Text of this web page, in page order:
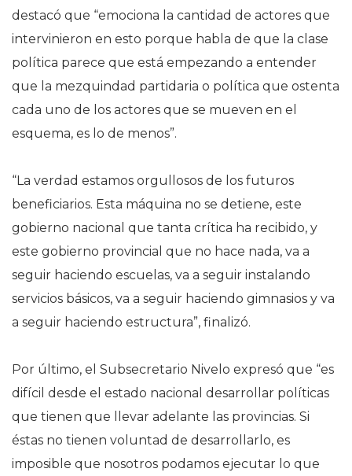
destacó que “emociona la cantidad de actores que
intervinieron en esto porque habla de que la clase
política parece que está empezando a entender
que la mezquindad partidaria o política que ostenta
cada uno de los actores que se mueven en el
esquema, es lo de menos”.
“La verdad estamos orgullosos de los futuros
beneficiarios. Esta máquina no se detiene, este
gobierno nacional que tanta crítica ha recibido, y
este gobierno provincial que no hace nada, va a
seguir haciendo escuelas, va a seguir instalando
servicios básicos, va a seguir haciendo gimnasios y va
a seguir haciendo estructura”, finalizó.
Por último, el Subsecretario Nivelo expresó que “es
difícil desde el estado nacional desarrollar políticas
que tienen que llevar adelante las provincias. Si
éstas no tienen voluntad de desarrollarlo, es
imposible que nosotros podamos ejecutar lo que